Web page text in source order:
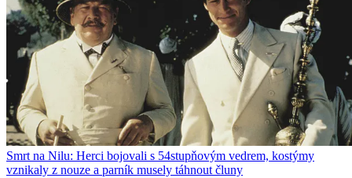
Smrt na Nilu: Herci bojovali s 54stupňovým vedrem, kostýmy
vznikaly z nouze a parník musely táhnout čluny